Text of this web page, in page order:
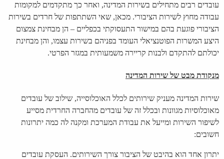
עובדים רבים מתחילים בשירות המדינה, ואחר כך מתקדמים למקומות
עבודה מחוץ לשירות הציבורי. מכאן, שאי השתתפות של חרדים בשירות
הציבורי פוגעת בהם במישור התעסוקתי בכפליים – הן מבחינת צמצום
היצע המשרות הפוטנציאלי העומד בפניהם בשירות עצמו, והן מבחינת
יכולתם להתקדם ולבנות קריירה משמעותית במגזר הפרטי.
מנקודת מבט של שירות המדינה
שירות המדינה מעניק שירותים לכלל האוכלוסייה, שילוב של עובדים
מאוכלוסיות מגוונות ובכלל זה של עובדים מהחברה החרדית מסייע
לשיפור השירות ומייעל את עבודת המערכת ומקנה לה כמה יתרונות
חשובים:
יתרון אחד הוא בהיבט של הציבור צורך השירותים. העסקת עובדים